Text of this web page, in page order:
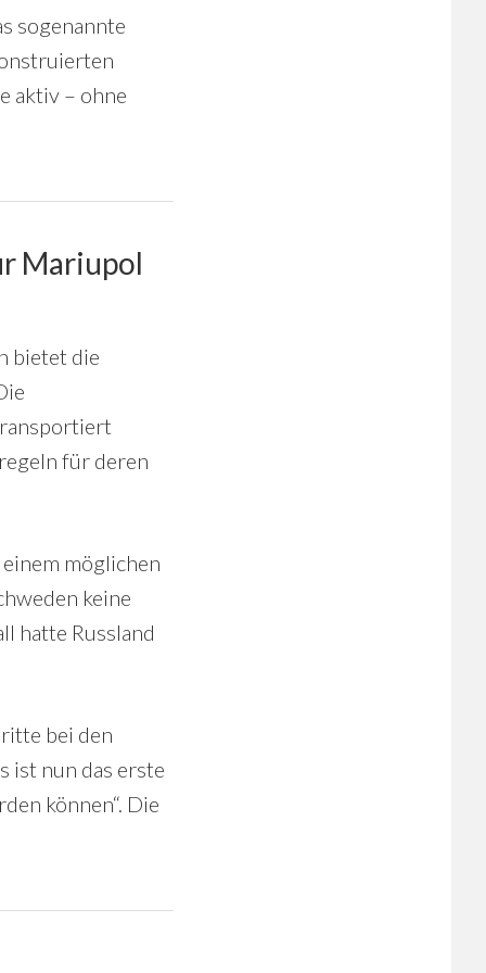
sogenannte
aktiv – ohne
Mariupol
bietet die
für deren
möglichen
keine
hatte Russland
bei den
ist nun das erste
können“. Die